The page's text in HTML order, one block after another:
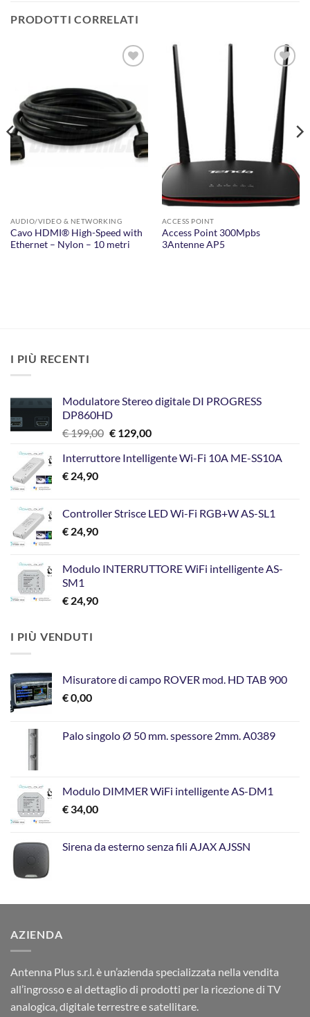
PRODOTTI CORRELATI
ALLA
LISTA DEI
DESIDERI
AUDIO/VIDEO & NETWORKING
Cavo HDMI® High-Speed with
Ethernet – Nylon – 10 metri
AGGIUNGI
LISTA DEI
DESIDERI
ACCESS POINT
Access Point 300Mpbs
3Antenne AP5
I PIÙ RECENTI
Modulatore Stereo digitale DI PROGRESS
DP860HD
€199,00 Il
originale
€129,00Il
attuale
Interruttore Intelligente Wi-Fi 10A ME-SS10A
€ 24,90
Controller Strisce LED Wi-Fi RGB+W AS-SL1
€ 24,90
Modulo INTERRUTTORE WiFi intelligente AS-
SM1
€ 24,90
I PIÙ VENDUTI
Misuratore di campo ROVER mod. HD TAB 900
€0,00
Palo singolo Ø 50 mm. spessore 2mm. A0389
Modulo DIMMER WiFi intelligente AS-DM1
€ 34,00
Sirena da esterno senza fili AJAX AJSSN
AZIENDA
Antenna Plus s.r.l. è un’azienda specializzata nella vendita
all’ingrosso e al dettaglio di prodotti per la ricezione di TV
analogica, digitale terrestre e satellitare.